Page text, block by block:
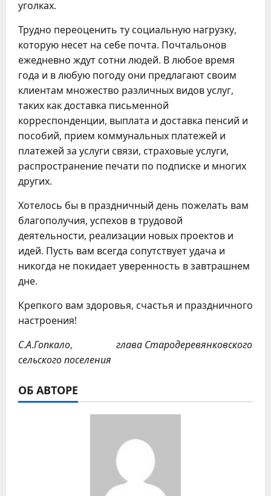
уголках.
Трудно переоценить ту социальную нагрузку,
которую несет на себе почта. Почтальонов
ежедневно ждут сотни людей. В любое время
года и в любую погоду они предлагают своим
клиентам множество различных видов услуг,
таких как доставка письменной
корреспонденции, выплата и доставка пенсий и
пособий, прием коммунальных платежей и
платежей за услуги связи, страховые услуги,
распространение печати по подписке и многих
других.
Хотелось бы в праздничный день пожелать вам
благополучия, успехов в трудовой
деятельности, реализации новых проектов и
идей. Пусть вам всегда сопутствует удача и
никогда не покидает уверенность в завтрашнем
дне.
Крепкого вам здоровья, счастья и праздничного
настроения!
С.А.Гопкало, глава Стародеревянковского
сельского поселения
ОБ АВТОРЕ